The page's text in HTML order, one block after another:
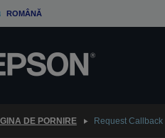
ROMÂNĂ
DE PORNIRE Request Callback